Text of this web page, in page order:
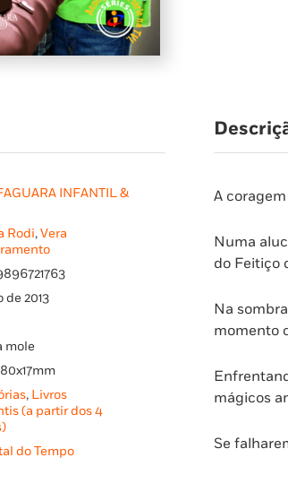
Tempo
4)
INFANTIL &
Rodi,Vera
de 2013
mole
, Livros
(a partir dos 4
do Tempo
A
Numa
do Feitiço
Na
momento
mágicos
Se